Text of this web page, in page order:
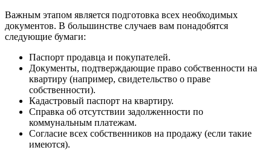
Важным этапом является подготовка всех необходимых
документов. В большинстве случаев вам понадобятся
следующие бумаги:
Паспорт продавца и покупателей.
Документы, подтверждающие право собственности на
квартиру (например, свидетельство о праве
собственности).
Кадастровый паспорт на квартиру.
Справка об отсутствии задолженности по
коммунальным платежам.
Согласие всех собственников на продажу (если такие
имеются).